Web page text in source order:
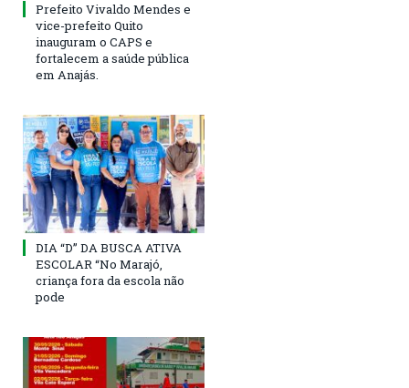
Prefeito Vivaldo Mendes e
vice-prefeito Quito
inauguram o CAPS e
fortalecem a saúde pública
em Anajás.
DIA “D” DA BUSCA ATIVA
ESCOLAR “No Marajó,
criança fora da escola não
pode